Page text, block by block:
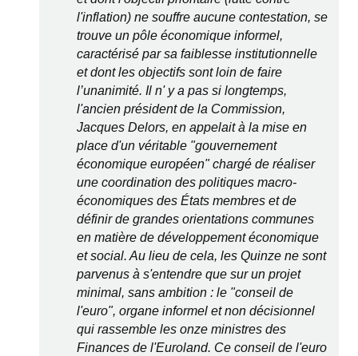
l'inflation) ne souffre aucune contestation, se
trouve un pôle économique informel,
caractérisé par sa faiblesse institutionnelle
et dont les objectifs sont loin de faire
l’unanimité. Il n' y a pas si longtemps,
l'ancien président de la Commission,
Jacques Delors, en appelait à la mise en
place d'un véritable "gouvernement
économique européen" chargé de réaliser
une coordination des politiques macro-
économiques des États membres et de
définir de grandes orientations communes
en matière de développement économique
et social. Au lieu de cela, les Quinze ne sont
parvenus à s'entendre que sur un projet
minimal, sans ambition : le "conseil de
l'euro", organe informel et non décisionnel
qui rassemble les onze ministres des
Finances de l'Euroland. Ce conseil de l'euro